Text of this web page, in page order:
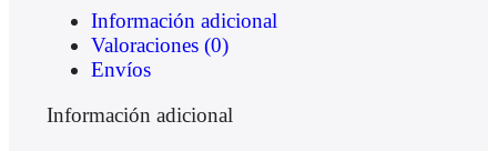
Información adicional
Valoraciones (0)
Envíos
Información adicional